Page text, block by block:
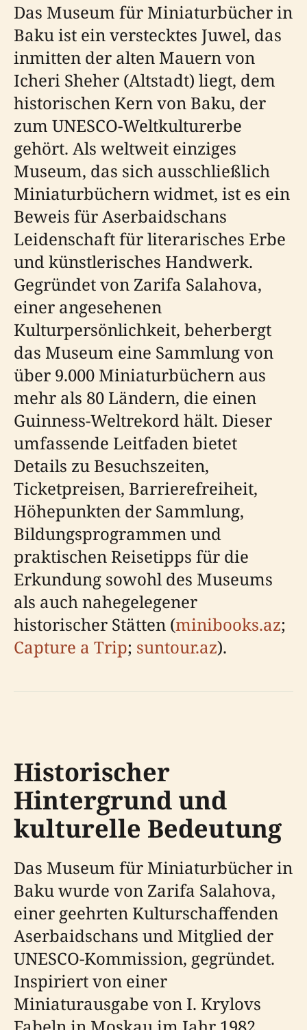
Das Museum für Miniaturbücher in
Baku ist ein verstecktes Juwel, das
inmitten der alten Mauern von
Icheri Sheher (Altstadt) liegt, dem
historischen Kern von Baku, der
zum UNESCO-Weltkulturerbe
gehört. Als weltweit einziges
Museum, das sich ausschließlich
Miniaturbüchern widmet, ist es ein
Beweis für Aserbaidschans
Leidenschaft für literarisches Erbe
und künstlerisches Handwerk.
Gegründet von Zarifa Salahova,
einer angesehenen
Kulturpersönlichkeit, beherbergt
das Museum eine Sammlung von
über 9.000 Miniaturbüchern aus
mehr als 80 Ländern, die einen
Guinness-Weltrekord hält. Dieser
umfassende Leitfaden bietet
Details zu Besuchszeiten,
Ticketpreisen, Barrierefreiheit,
Höhepunkten der Sammlung,
Bildungsprogrammen und
praktischen Reisetipps für die
Erkundung sowohl des Museums
als auch nahegelegener
historischer Stätten (minibooks.az;
Capture a Trip; suntour.az).
Historischer
Hintergrund und
kulturelle Bedeutung
Das Museum für Miniaturbücher in
Baku wurde von Zarifa Salahova,
einer geehrten Kulturschaffenden
Aserbaidschans und Mitglied der
UNESCO-Kommission, gegründet.
Inspiriert von einer
Miniaturausgabe von I. Krylovs